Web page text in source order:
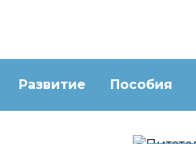
Развитие Пособия